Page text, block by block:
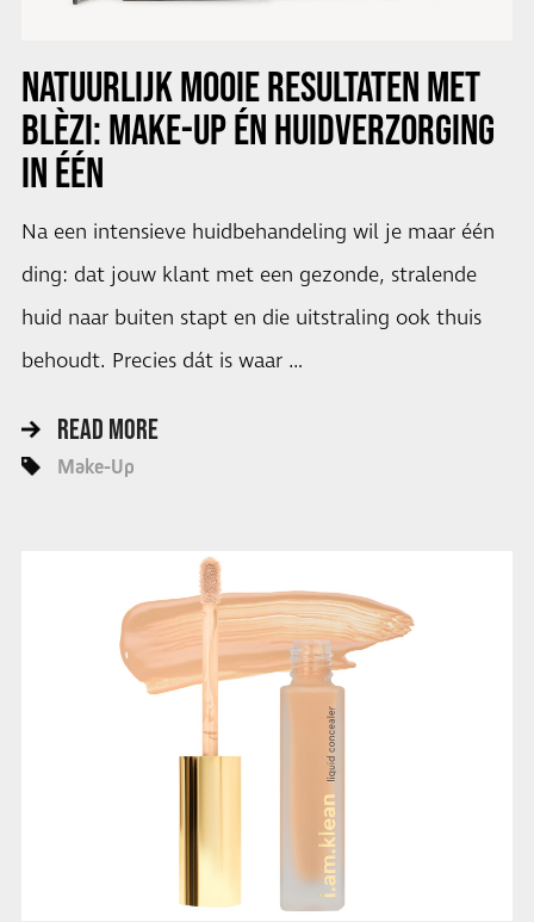
NATUURLIJK MOOIE RESULTATEN MET
BLÈZI: MAKE-UP ÉN HUIDVERZORGING
IN ÉÉN
Na een intensieve huidbehandeling wil je maar één
ding: dat jouw klant met een gezonde, stralende
huid naar buiten stapt en die uitstraling ook thuis
behoudt. Precies dát is waar …
READ MORE
Make-Up